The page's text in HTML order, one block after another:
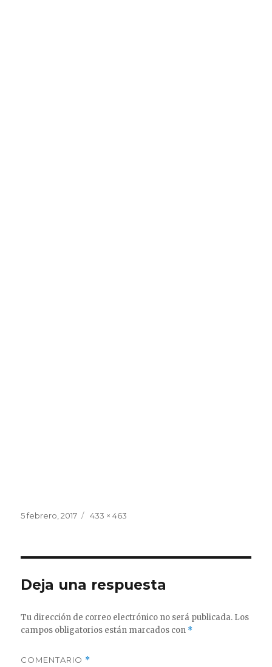
Publicado
5 febrero, 2017
Tamaño
433 × 463
Deja una respuesta
Tu dirección de correo electrónico no será publicada. Los
campos obligatorios están marcados con *
COMENTARIO *